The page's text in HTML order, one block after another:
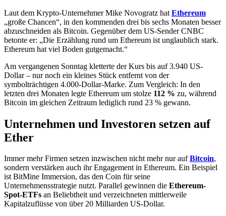
Laut dem Krypto-Unternehmer Mike Novogratz hat Ethereum
„große Chancen“, in den kommenden drei bis sechs Monaten besser
abzuschneiden als Bitcoin. Gegenüber dem US-Sender CNBC
betonte er: „Die Erzählung rund um Ethereum ist unglaublich stark.
Ethereum hat viel Boden gutgemacht.“
Am vergangenen Sonntag kletterte der Kurs bis auf 3.940 US-
Dollar – nur noch ein kleines Stück entfernt von der
symbolträchtigen 4.000-Dollar-Marke. Zum Vergleich: In den
letzten drei Monaten legte Ethereum um stolze 112 % zu, während
Bitcoin im gleichen Zeitraum lediglich rund 23 % gewann.
Unternehmen und Investoren setzen auf
Ether
Immer mehr Firmen setzen inzwischen nicht mehr nur aufBitcoin,
sondern verstärken auch ihr Engagement in Ethereum. Ein Beispiel
ist BitMine Immersion, das den Coin für seine
Unternehmensstrategie nutzt. Parallel gewinnen die Ethereum-
Spot-ETFs an Beliebtheit und verzeichneten mittlerweile
Kapitalzuflüsse von über 20 Milliarden US-Dollar.